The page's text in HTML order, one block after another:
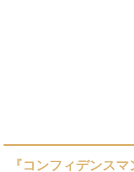
『コンフィデンス